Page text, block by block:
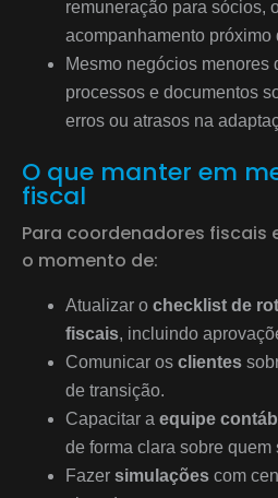
remuneração para sócios,
acompanhamento próximo
Mesmo negócios menores
processos e documentos
erros ou atrasos na
O que manter em
fiscal
Para coordenadores fiscais
o momento de:
Atualizar o checklist de
fiscais, incluindo
Comunicar os clientes
de transição.
Capacitar a equipe
de forma clara sobre quem
Fazer simulações com